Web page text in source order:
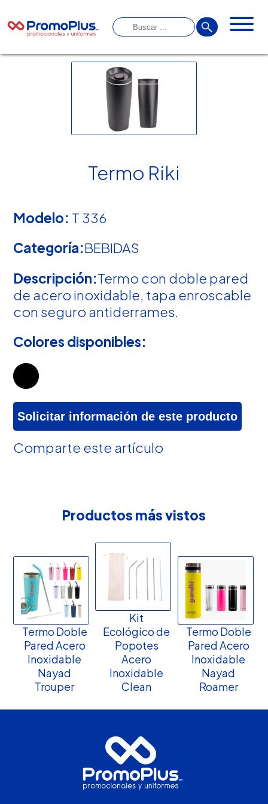
Termo Riki
Modelo: T 336
Categoría:BEBIDAS
Descripción:Termo con doble pared
de acero inoxidable, tapa enroscable
con seguro antiderrames.
Colores disponibles:
Solicitar información de este producto
Comparte este artículo
Productos más vistos
Termo Doble
Pared Acero
Inoxidable
Nayad
Trouper
Kit
Ecológico de
Popotes
Acero
Inoxidable
Clean
Termo Doble
Pared Acero
Inoxidable
Nayad
Roamer